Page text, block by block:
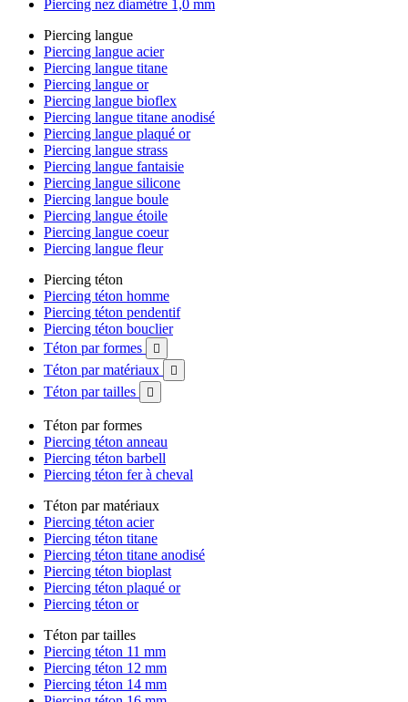
Piercing nez diamètre 1,0 mm
Piercing langue
Piercing langue acier
Piercing langue titane
Piercing langue or
Piercing langue bioflex
Piercing langue titane anodisé
Piercing langue plaqué or
Piercing langue strass
Piercing langue fantaisie
Piercing langue silicone
Piercing langue boule
Piercing langue étoile
Piercing langue coeur
Piercing langue fleur
Piercing téton
Piercing téton homme
Piercing téton pendentif
Piercing téton bouclier
Téton par formes

Téton par matériaux 
Téton par tailles 
Téton par formes
Piercing téton anneau
Piercing téton barbell
Piercing téton fer à cheval
Téton par matériaux
Piercing téton acier
Piercing téton titane
Piercing téton titane anodisé
Piercing téton bioplast
Piercing téton plaqué or
Piercing téton or
Téton par tailles
Piercing téton 11 mm
Piercing téton 12 mm
Piercing téton 14 mm